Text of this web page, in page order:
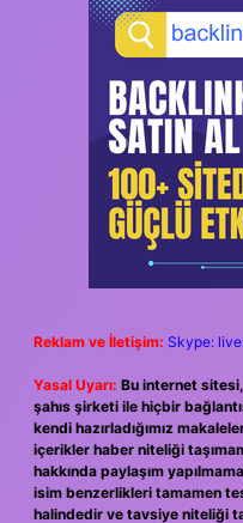
Reklam ve İletişim: Skype:
Yasal Uyarı: Bu internet
şahıs şirketi ile hiçbir
kendi hazırladığımız
içerikler haber niteliği
hakkında paylaşım
isim benzerlikleri tamamen
halindedir ve tavsiye niteliği